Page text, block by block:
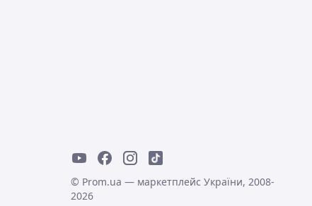
© Prom.ua — маркетплейс України, 2008-
2026